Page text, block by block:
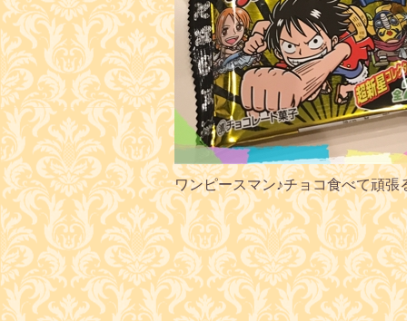
ワンピースマン♪チョコ食べて頑張